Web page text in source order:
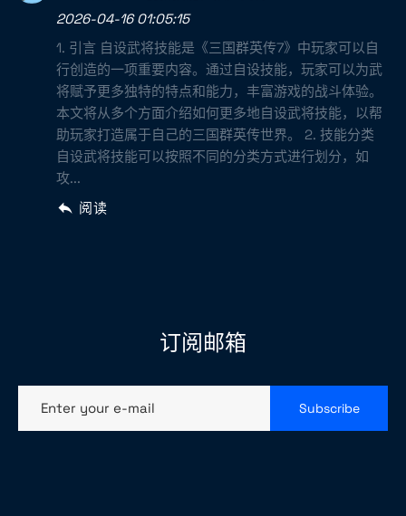
2026-04-16 01:05:15
1. 引言 自设武将技能是《三国群英传7》中玩家可以自
行创造的一项重要内容。通过自设技能，玩家可以为武
将赋予更多独特的特点和能力，丰富游戏的战斗体验。
本文将从多个方面介绍如何更多地自设武将技能，以帮
助玩家打造属于自己的三国群英传世界。 2. 技能分类
自设武将技能可以按照不同的分类方式进行划分，如
攻...
阅读
订阅邮箱
Enter your e-mail Subscribe